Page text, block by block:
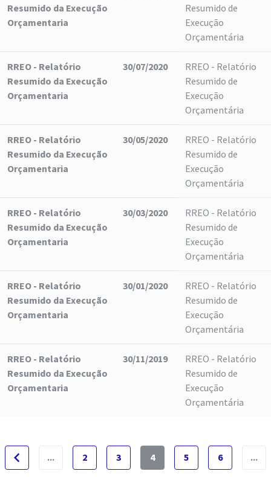
Resumido da Execução
Orçamentaria
Resumido de
Execução
Orçamentária
RREO - Relatório
Resumido da Execução
Orçamentaria
30/07/2020
RREO - Relatório
Resumido de
Execução
Orçamentária
RREO - Relatório
Resumido da Execução
Orçamentaria
30/05/2020
RREO - Relatório
Resumido de
Execução
Orçamentária
RREO - Relatório
Resumido da Execução
Orçamentaria
30/03/2020
RREO - Relatório
Resumido de
Execução
Orçamentária
RREO - Relatório
Resumido da Execução
Orçamentaria
30/01/2020
RREO - Relatório
Resumido de
Execução
Orçamentária
RREO - Relatório
Resumido da Execução
Orçamentaria
30/11/2019
RREO - Relatório
Resumido de
Execução
Orçamentária
navigate_before ... 2 3 4 5 6 ...